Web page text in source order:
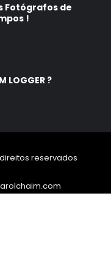
Fotógrafos de
!
LOGGER ?
reservados